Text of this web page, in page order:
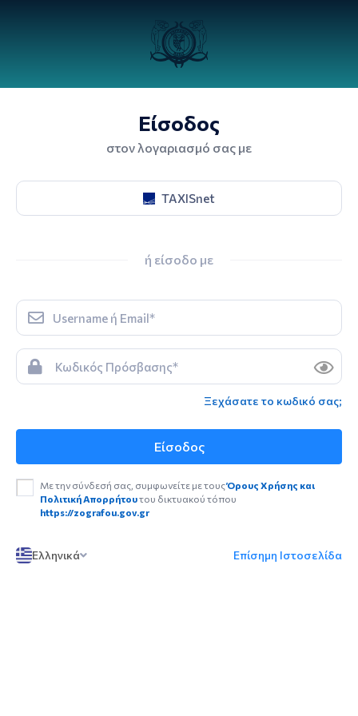
Είσοδος
στον λογαριασμό σας με
TAXISnet
ή είσοδο με
Ξεχάσατε το κωδικό σας;
Είσοδος
Με την σύνδεσή σας, συμφωνείτε με τουςΌρους Χρήσης και
Πολιτική Απορρήτουτου δικτυακού τόπου
https://zografou.gov.gr
Ελληνικά Επίσημη Ιστοσελίδα